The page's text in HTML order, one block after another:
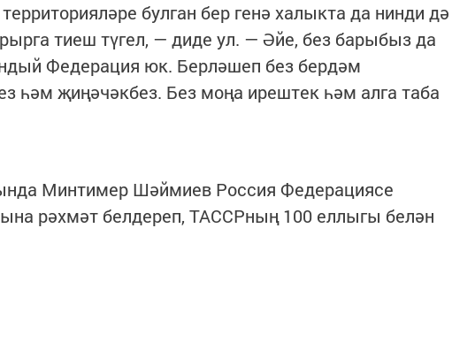
булган бер генә халыкта да нинди дә
тиеш түгел, — диде ул. — Әйе, без барыбыз да
Федерация юк. Берләшеп без бердәм
һәм җиңәчәкбез. Без моңа ирештек һәм алга таба
Минтимер Шәймиев Россия Федерациясе
рәхмәт белдереп, ТАССРның 100 еллыгы белән